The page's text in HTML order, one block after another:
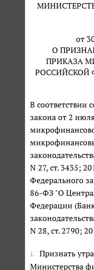
от
О
ПРИКАЗА
РОССИЙСКОЙ
В соответствии
закона от 2
N 27, ст. 3435;
Федерального
86-ФЗ "О
Федерации
N 28, ст. 2790;
1.
Признать
Министерства